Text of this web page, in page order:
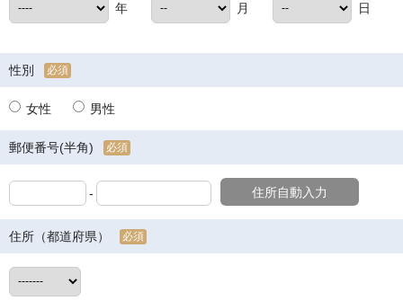
年 月 日
性別 必須
女性 男性
郵便番号(半角) 必須
- 住所自動入力
住所（都道府県） 必須